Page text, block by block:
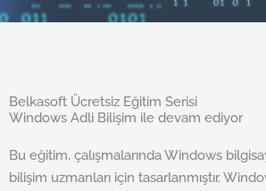
Belkasoft Ücretsiz Eğitim Serisi
Windows Adli Bilişim ile devam ediyor
Bu eğitim, çalışmalarında Windows
bilişim uzmanları için tasarlanmıştır.